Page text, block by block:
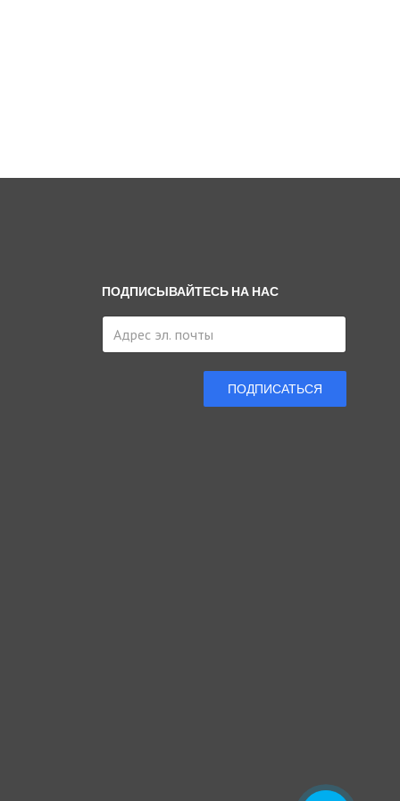
ПОДПИСЫВАЙТЕСЬ НА НАС
ПОДПИСАТЬСЯ